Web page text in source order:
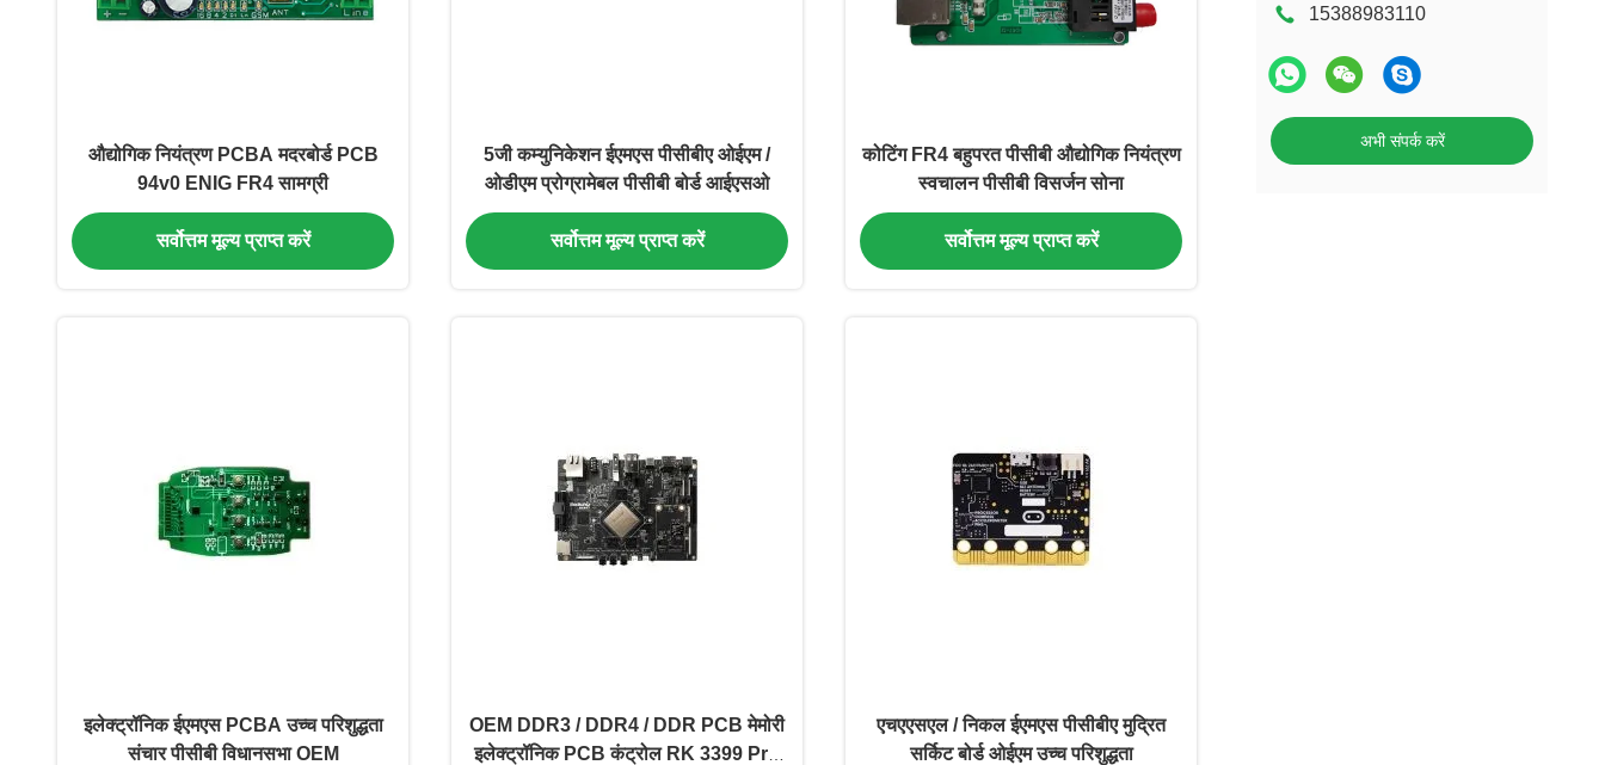
15388983110
अभी संपर्क करें
औद्योगिक नियंत्रण PCBA मदरबोर्ड PCB
94v0 ENIG FR4 सामग्री
सर्वोत्तम मूल्य प्राप्त करें
5जी कम्युनिकेशन ईएमएस पीसीबीए ओईएम /
ओडीएम प्रोग्रामेबल पीसीबी बोर्ड आईएसओ
सर्वोत्तम मूल्य प्राप्त करें
कोटिंग FR4 बहुपरत पीसीबी औद्योगिक नियंत्रण
स्वचालन पीसीबी विसर्जन सोना
सर्वोत्तम मूल्य प्राप्त करें
इलेक्ट्रॉनिक ईएमएस PCBA उच्च परिशुद्धता
संचार पीसीबी विधानसभा OEM
OEM DDR3 / DDR4 / DDR PCB मेमोरी
इलेक्ट्रॉनिक PCB कंट्रोल RK 3399 Pro
एचएएसएल / निकल ईएमएस पीसीबीए मुद्रित
सर्किट बोर्ड ओईएम उच्च परिशुद्धता